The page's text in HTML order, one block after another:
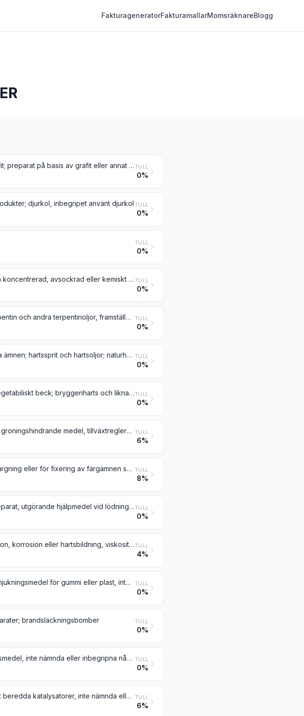
FakturageneratorFakturamallarMomsräknareBlogg
Konstgjord grafit; kolloidal och halvkolloidal grafit; preparat på basis av grafit eller annat kol, i pastaform eller i form av block, plattor eller andra halvfabrikat TULL
0%
djurkol, inbegripet använt djurkol TULL
0%
TULL
0%
Avfallslut från tillverkning av massa av ved, även koncentrerad, avsockrad eller kemiskt behandlad, inbegripet ligninsulfonater men inte tallolja enligt nr 3803 TULL
0%
Balsamterpentin, extraherad terpentin, sulfatterpentin och andra terpentinoljor, framställda genom destillation eller annan behandling av barrträ; rå dipenten; sulfitterpentin och annan rå para-cymen; ”pine oil” innehållande α-terpineol som huvudbeståndsdel TULL
0%
Kolofonium och hartssyror samt derivat av dessa ämnen; hartssprit och hartsoljor; naturhartser modifierade genom utsmältning TULL
0%
Trätjära; trätjäroljor; trätjärkreosot; rå metanol; vegetabiliskt beck; bryggeriharts och liknande preparat på basis av kolofonium, hartssyror eller vegetabiliskt beck TULL
0%
Insekts-, svamp- och ogräsbekämpningsmedel, groningshindrande medel, tillväxtreglerande medel för växter, desinfektionsmedel, bekämpningsmedel mot gnagare och liknande produkter, föreliggande i former eller förpackningar för försäljning i detaljhandeln eller som preparat eller utformade artiklar (t.ex. band, vekar och ljus, preparerade med svavel, samt flugpapper) TULL
6%
Appreturmedel, preparat för påskyndande av färgning eller för fixering av färgämnen samt andra produkter och preparat (t.ex. glättmedel och betmedel), av sådana slag som används inom textil-, pappers- eller läderindustrin eller inom liknande industrier, inte nämnda eller inbegripna någon annanstans TULL
8%
Betmedel för metaller; flussmedel och andra preparat, utgörande hjälpmedel vid lödning eller svetsning; pulver och pastor för lödning eller svetsning, bestående av metall och andra ämnen; preparat av sådana slag som används för fyllning eller beläggning av svetselektroder eller svetstråd TULL
0%
Preparat för motverkande av knackning, oxidation, korrosion eller hartsbildning, viskositetsförbättrande preparat och andra beredda tillsatsmedel för mineraloljor (inbegripet bensin) eller för andra vätskor som används för samma ändamål som mineraloljor TULL
4%
Beredda vulkningsacceleratorer; sammansatta mjukningsmedel för gummi eller plast, inte nämnda eller inbegripna någon annanstans; antioxidanter och andra sammansatta stabiliseringsmedel för gummi eller plast TULL
0%
brandsläckningsbomber TULL
0%
Sammansatta organiska lösnings- och spädningsmedel, inte nämnda eller inbegripna någon annanstans; beredda färg- eller lackborttagningsmedel TULL
0%
Reaktionsinitiatorer, reaktionsacceleratorer samt beredda katalysatorer, inte nämnda eller inbegripna någon annanstans TULL
6%